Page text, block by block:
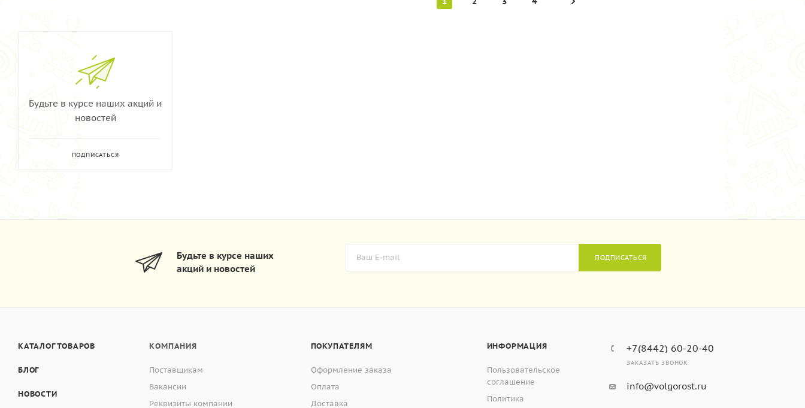
Будьте в курсе наших акций и
новостей
ПОДПИСАТЬСЯ
Будьте в курсе наших
акций и новостей
ПОДПИСАТЬСЯ
КАТАЛОГ ТОВАРОВ
БЛОГ
НОВОСТИ
КОМПАНИЯ
Поставщикам
Вакансии
Реквизиты компании
ПОКУПАТЕЛЯМ
Оформление заказа
Оплата
Доставка
ИНФОРМАЦИЯ
Пользовательское
соглашение
Политика
+7(8442) 60-20-40
ЗАКАЗАТЬ ЗВОНОК
info@volgorost.ru